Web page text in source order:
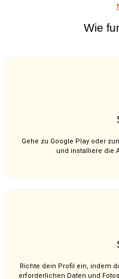
Wie
Gehe zu Google Play oder
und installiere die
Richte dein Profil ein, indem
erforderlichen Daten und